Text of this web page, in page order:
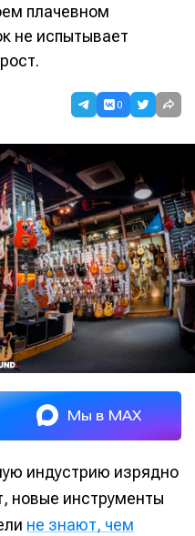
плачевном
не испытывает
0
Мы в MAX
индустрию изрядно
новые инструменты
не знают, чем